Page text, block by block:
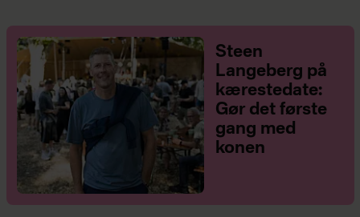
Steen
Langeberg på
kærestedate:
Gør det første
gang med
konen